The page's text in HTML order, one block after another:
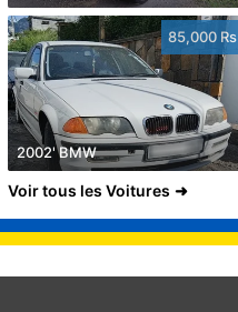
85,000 Rs
2002' BMW
Voir tous les Voitures